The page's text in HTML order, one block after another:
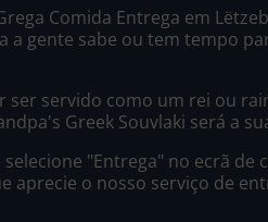
Comida Entrega em
a gente sabe ou tem tempo
ser servido como um rei ou
Greek Souvlaki será a
"Entrega" no ecrã de
aprecie o nosso serviço de